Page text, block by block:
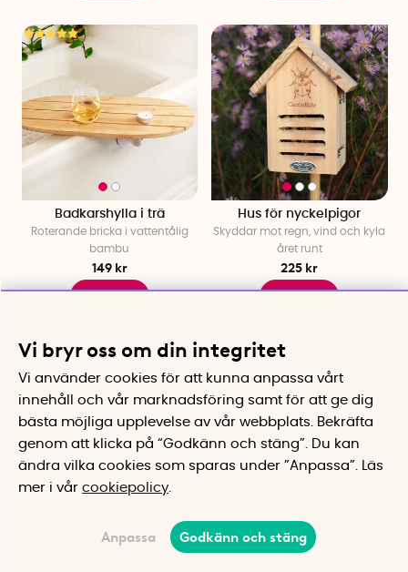
Badkarshylla i trä
Roterande bricka i vattentålig
bambu
149 kr
Köp
Hus för nyckelpigor
Skyddar mot regn, vind och kyla
året runt
225 kr
Köp
Hamburgerpress och
stekspade, Kockums
Sopsortering Green Lizzie
Effektiv sopsortering med Green
Vi bryr oss om din integritet
Vi använder cookies för att kunna anpassa vårt
innehåll och vår marknadsföring samt för att ge dig
bästa möjliga upplevelse av vår webbplats.
Bekräfta
genom att klicka på “Godkänn och stäng”. Du kan
ändra vilka cookies som sparas under ”Anpassa”.
Läs
mer i vår cookiepolicy
Anpassa Godkänn och stäng